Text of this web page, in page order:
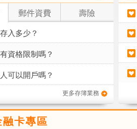
郵件資費
壽險
入多少？
資格限制嗎？
可以開戶嗎？
更多存簿業務
卡專區